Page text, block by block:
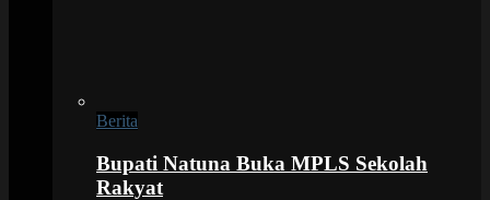
Berita
Bupati Natuna Buka MPLS Sekolah
Rakyat